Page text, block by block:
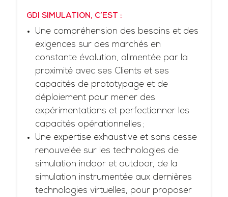
GDI SIMULATION, C’EST :
Une compréhension des besoins et des
exigences sur des marchés en
constante évolution, alimentée par la
proximité avec ses Clients et ses
capacités de prototypage et de
déploiement pour mener des
expérimentations et perfectionner les
capacités opérationnelles ;
Une expertise exhaustive et sans cesse
renouvelée sur les technologies de
simulation indoor et outdoor, de la
simulation instrumentée aux dernières
technologies virtuelles, pour proposer